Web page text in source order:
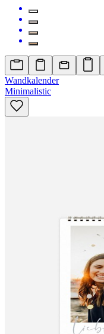
Wandkalender
Minimalistic